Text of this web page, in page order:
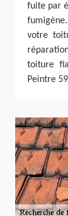
fuite par
votre
toiture
Peintre